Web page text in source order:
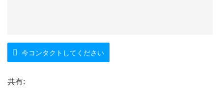
今コンタクトしてください
共有: